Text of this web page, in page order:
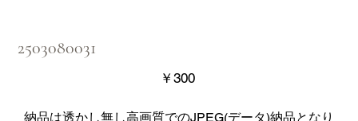
2503080031
価
格
￥300
納品は透かし無し高画質でのJPEG(データ)納品となり